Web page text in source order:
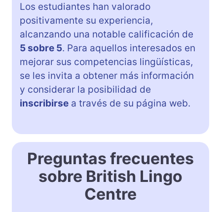
Los estudiantes han valorado
positivamente su experiencia,
alcanzando una notable calificación de
5 sobre 5. Para aquellos interesados en
mejorar sus competencias lingüísticas,
se les invita a obtener más información
y considerar la posibilidad de
inscribirse a través de su página web.
Preguntas frecuentes
sobre British Lingo
Centre